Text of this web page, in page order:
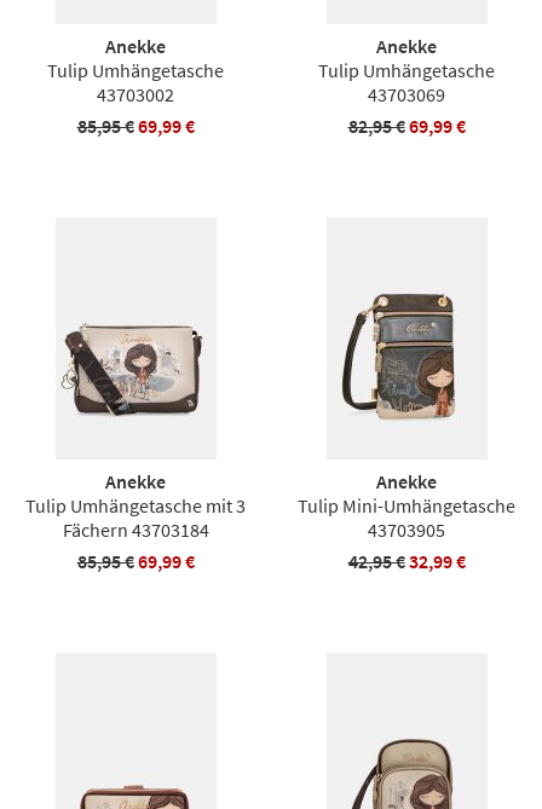
Anekke
Tulip Umhängetasche
43703002
85,95 €69,99 €
Anekke
Tulip Umhängetasche
43703069
82,95 €69,99 €
Anekke
Tulip Umhängetasche mit 3
Fächern 43703184
85,95 €69,99 €
Anekke
Tulip Mini-Umhängetasche
43703905
42,95 €32,99 €